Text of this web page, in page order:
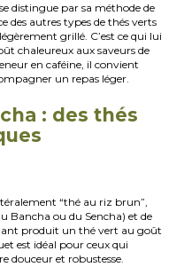
distingue par sa méthode de
des autres types de thés verts
grillé. C’est ce qui lui
chaleureux aux saveurs de
en caféine, il convient
un repas léger.
: des thés
“thé au riz brun”,
Bancha ou du Sencha) et de
produit un thé vert au goût
est idéal pour ceux qui
douceur et robustesse.